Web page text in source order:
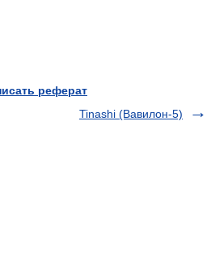
реферат
Tinashi (Вавилон-5)